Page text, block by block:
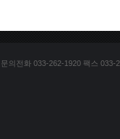
의전화 033-262-1920 팩스 033-